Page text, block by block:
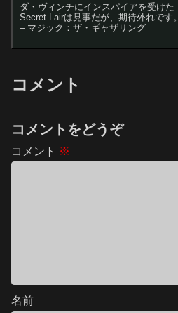
ダ・ヴィンチにインスパイアを受けた
Secret Lairは見事だが、期待外れです。
– マジック：ザ・ギャザリング
コメント
コメントをどうぞ
コメント ※
名前